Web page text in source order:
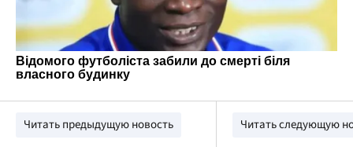
Читать предыдущую новость Читать следующую